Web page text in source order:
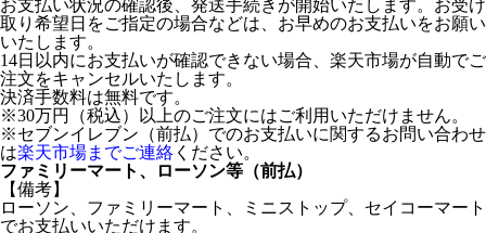
お支払い状況の確認後、発送手続きが開始いたします。お受け
取り希望日をご指定の場合などは、お早めのお支払いをお願い
いたします。
14日以内にお支払いが確認できない場合、楽天市場が自動でご
注文をキャンセルいたします。
決済手数料は無料です。
※30万円（税込）以上のご注文にはご利用いただけません。
※セブンイレブン（前払）でのお支払いに関するお問い合わせ
は楽天市場までご連絡 ください。
ファミリーマート、ローソン等（前払）
【備考】
ローソン、ファミリーマート、ミニストップ、セイコーマート
でお支払いいただけます。